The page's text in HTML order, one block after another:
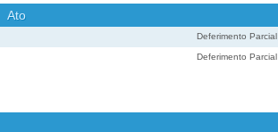
Ato
Deferimento Parcial
Deferimento Parcial